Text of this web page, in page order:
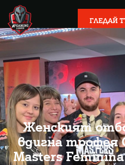
ГЛЕДАЙ
Женският
вдигна трофея
Masters